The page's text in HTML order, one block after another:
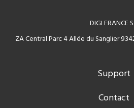
DIGI FRANCE
ZA Central Parc 4 Allée du Sanglier
Support
Contact